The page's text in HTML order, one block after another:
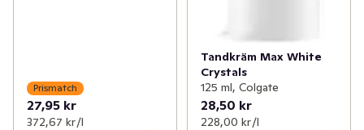
Prismatch
27,95 kr
372,67 kr /l
Tandkräm Max White
Crystals
125 ml, Colgate
28,50 kr
228,00 kr /l